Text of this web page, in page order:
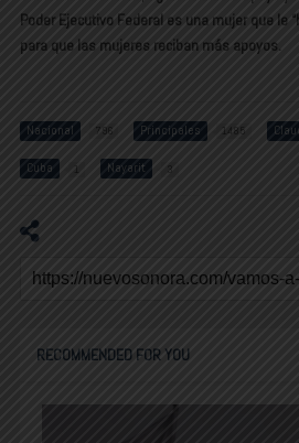
Poder Ejecutivo Federal es una mujer que le
para que las mujeres reciban más apoyos.
Nacional 796 Principales 1485
Cuba 1 Nayarit 3
RECOMMENDED FOR YOU